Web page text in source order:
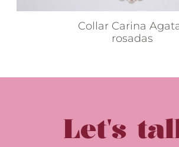
Collar Carina
rosadas
Let's